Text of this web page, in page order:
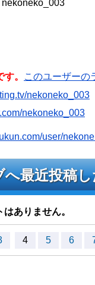
。
このユーザーの
nekoneko_003
nekoneko_003
user/
最近投稿
ありません。
4 5 6